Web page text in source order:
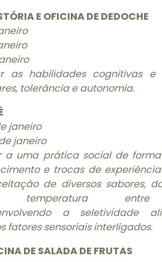
E OFICINA DE DEDOCHE
as habilidades cognitivas e
tolerância e autonomia.
janeiro
janeiro
a uma prática social de
e trocas de
de diversos sabores,
a seletividade
fatores sensoriais interligados.
DE SALADA DE FRUTAS